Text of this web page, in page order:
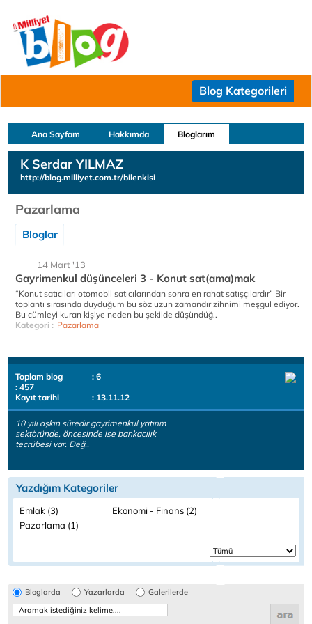
Blog Kategorileri
Ana Sayfam Hakkımda Bloglarım
K Serdar YILMAZ
http://blog.milliyet.com.tr/bilenkisi
Pazarlama
Bloglar
14 Mart '13
Gayrimenkul düşünceleri 3 - Konut sat(ama)mak
“Konut satıcıları otomobil satıcılarından sonra en rahat satışçılardır” Bir
toplantı sırasında duyduğum bu söz uzun zamandır zihnimi meşgul ediyor.
Bu cümleyi kuran kişiye neden bu şekilde düşündüğ..
Kategori : Pazarlama
Toplam blog
: 6
: 457
Kayıt tarihi
: 13.11.12
10 yılı aşkın süredir gayrimenkul yatırım
sektöründe, öncesinde ise bankacılık
tecrübesi var. Değ..
Yazdığım Kategoriler
Emlak (3)
Ekonomi - Finans (2)
Pazarlama (1)
Bloglarda Yazarlarda Galerilerde